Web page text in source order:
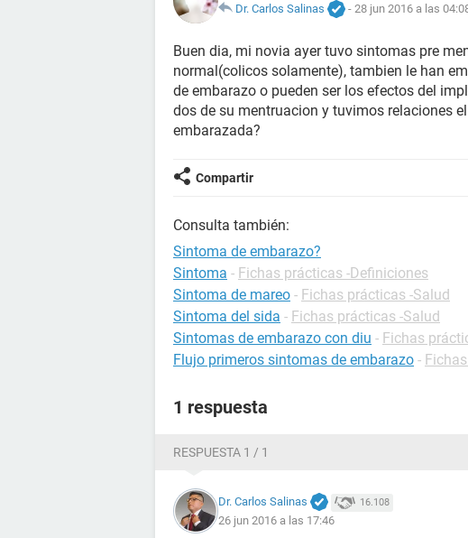
Dr. Carlos Salinas
- 28 jun 2016 a las
Buen dia, mi novia ayer tuvo sintomas pre
normal(colicos solamente), tambien le han
de embarazo o pueden ser los efectos del
dos de su mentruacion y tuvimos relaciones
embarazada?
Compartir
Consulta también:
Sintoma de embarazo?
Sintoma - Fichas prácticas -Definiciones
Sintoma de mareo - Fichas prácticas -Salud
Sintoma del sida - Fichas prácticas -Salud
Sintomas de embarazo con diu - Fichas
Flujo primeros sintomas de embarazo -
1 respuesta
RESPUESTA 1 / 1
Dr. Carlos Salinas 16.108
26 jun 2016 a las 17:46